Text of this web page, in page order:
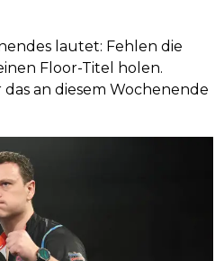
lautet: Fehlen die
Floor-Titel holen.
an diesem Wochenende